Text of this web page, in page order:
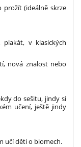
(ideálně skrze
plakát, v klasických
nová znalost nebo
do sešitu, jindy si
učení, ještě jindy
učí děti o biomech.